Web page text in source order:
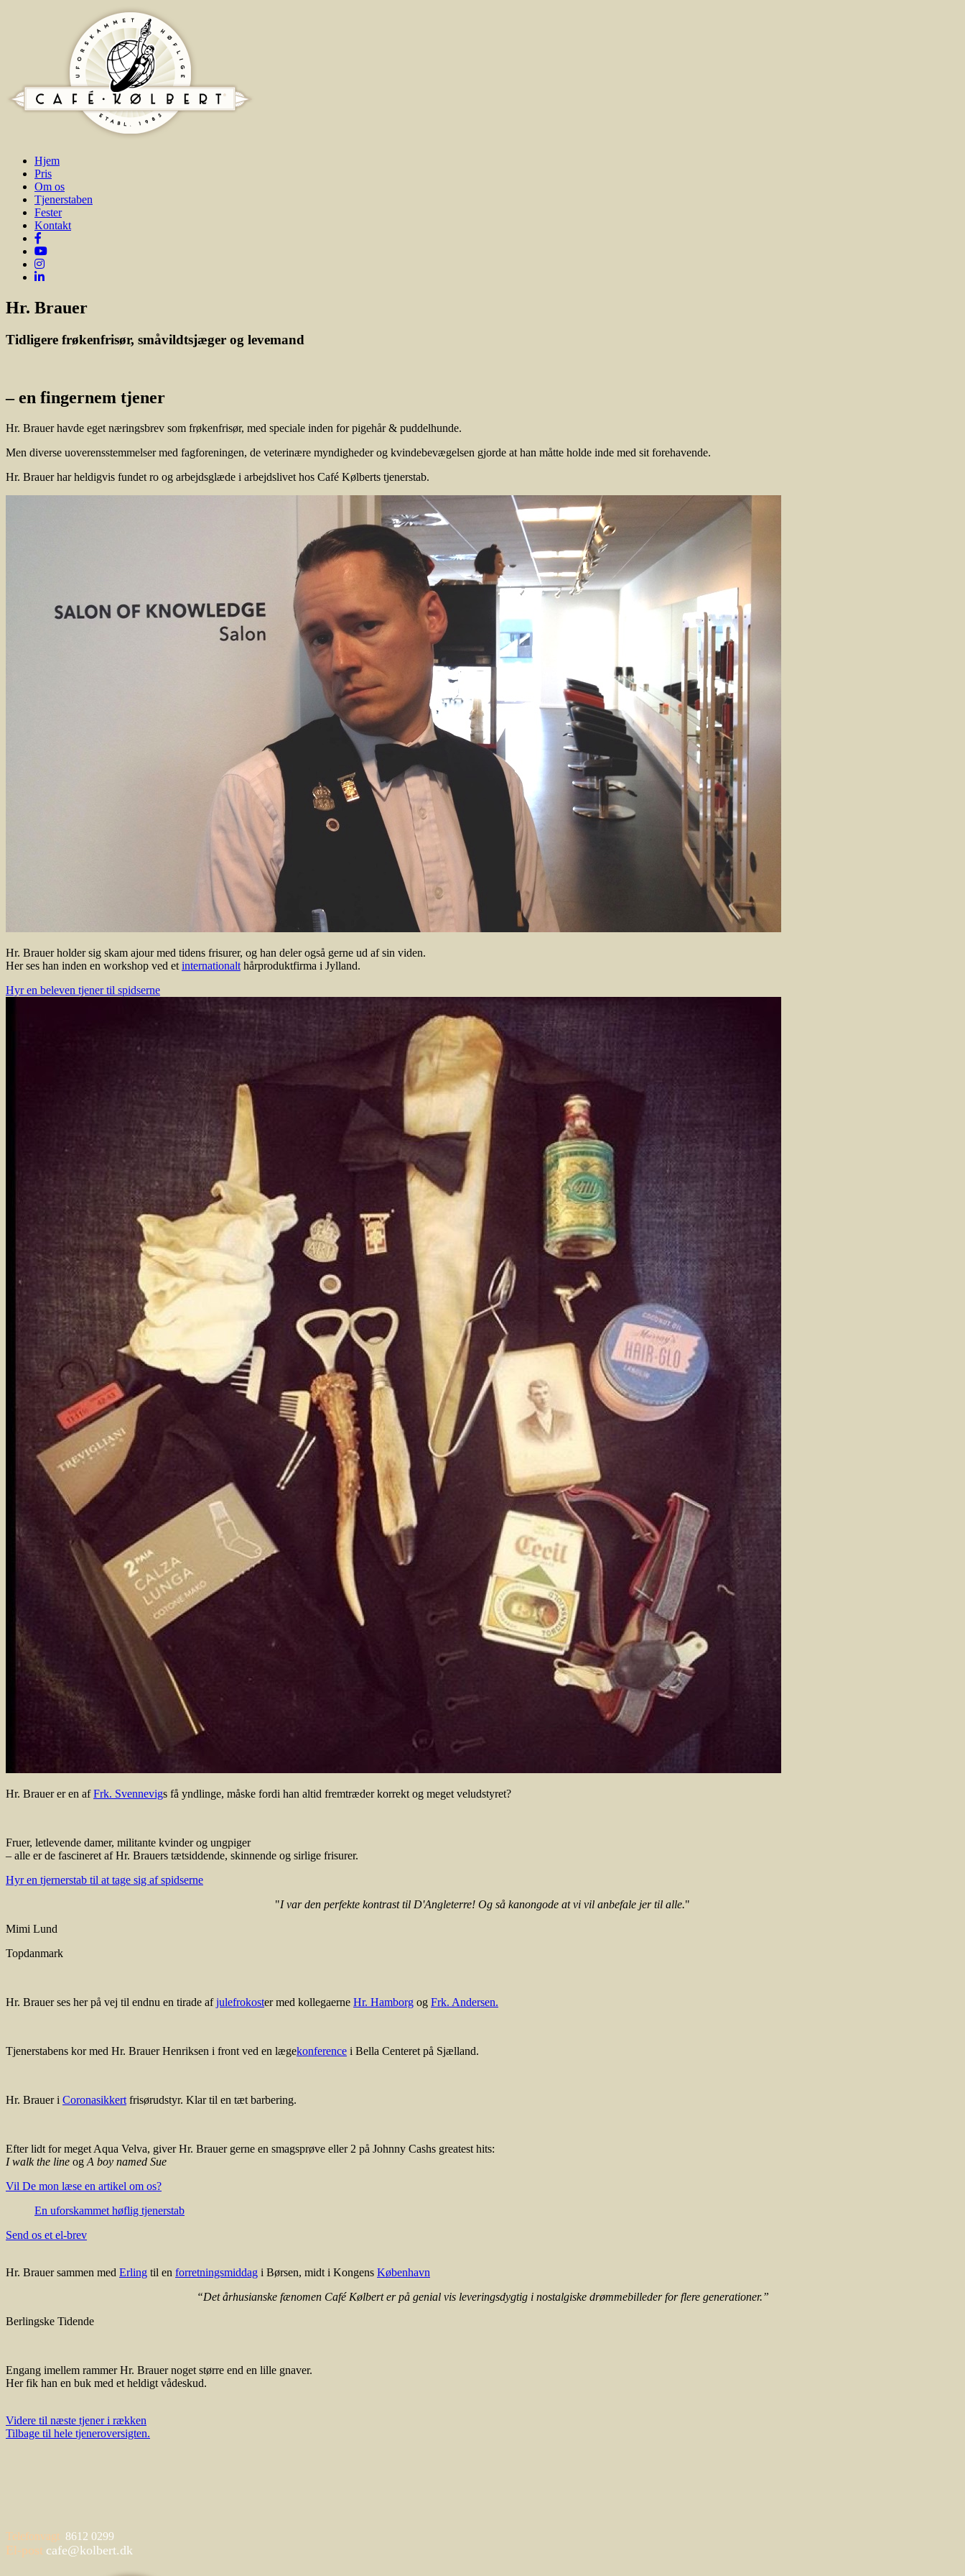
Hjem
Pris
Om os
Tjenerstaben
Fester
Kontakt
Hr. Brauer
Tidligere frøkenfrisør, småvildtsjæger og levemand
– en fingernem tjener
Hr. Brauer havde eget næringsbrev som frøkenfrisør, med speciale inden for pigehår & puddelhunde.
Men diverse uoverensstemmelser med fagforeningen, de veterinære myndigheder og kvindebevægelsen gjorde at han måtte holde inde med sit forehavende.
Hr. Brauer har heldigvis fundet ro og arbejdsglæde i arbejdslivet hos Café Kølberts tjenerstab.
Hr. Brauer holder sig skam ajour med tidens frisurer, og han deler også gerne ud af sin viden.
Her ses han inden en workshop ved et internationalt hårproduktfirma i Jylland.
Hyr en beleven tjener til spidserne
Hr. Brauer er en afFrk. Svennevigs få yndlinge, måske fordi han altid fremtræder korrekt og meget veludstyret?
Fruer, letlevende damer, militante kvinder og ungpiger
– alle er de fascineret af Hr. Brauers tætsiddende, skinnende og sirlige frisurer.
Hyr en tjernerstab til at tage sig af spidserne
"I var den perfekte kontrast til D'Angleterre! Og så kanongode at vi vil anbefale jer til alle."
Mimi Lund
Topdanmark
Hr. Brauer ses her på vej til endnu en tirade afjulefrokoster med kollegaerne Hr. Hamborg og Frk. Andersen.
Tjenerstabens kor med Hr. Brauer Henriksen i front ved en lægekonference i Bella Centeret på Sjælland.
Hr. Brauer i Coronasikkert frisørudstyr. Klar til en tæt barbering.
Efter lidt for meget Aqua Velva, giver Hr. Brauer gerne en smagsprøve eller 2 på Johnny Cashs greatest hits:
I walk the line og A boy named Sue
Vil De mon læse en artikel om os?
En uforskammet høflig tjenerstab
Send os et el-brev
Hr. Brauer sammen med Erling til en forretningsmiddag i Børsen, midt i Kongens København
“Det århusianske fænomen Café Kølbert er på genial vis leveringsdygtig i nostalgiske drømmebilleder for flere generationer.”
Berlingske Tidende
Engang imellem rammer Hr. Brauer noget større end en lille gnaver.
Her fik han en buk med et heldigt vådeskud.
Videre til næste tjener i rækken
Tilbage til hele tjeneroversigten.
Telefonvagt 8612 0299
El-post cafe@kolbert.dk